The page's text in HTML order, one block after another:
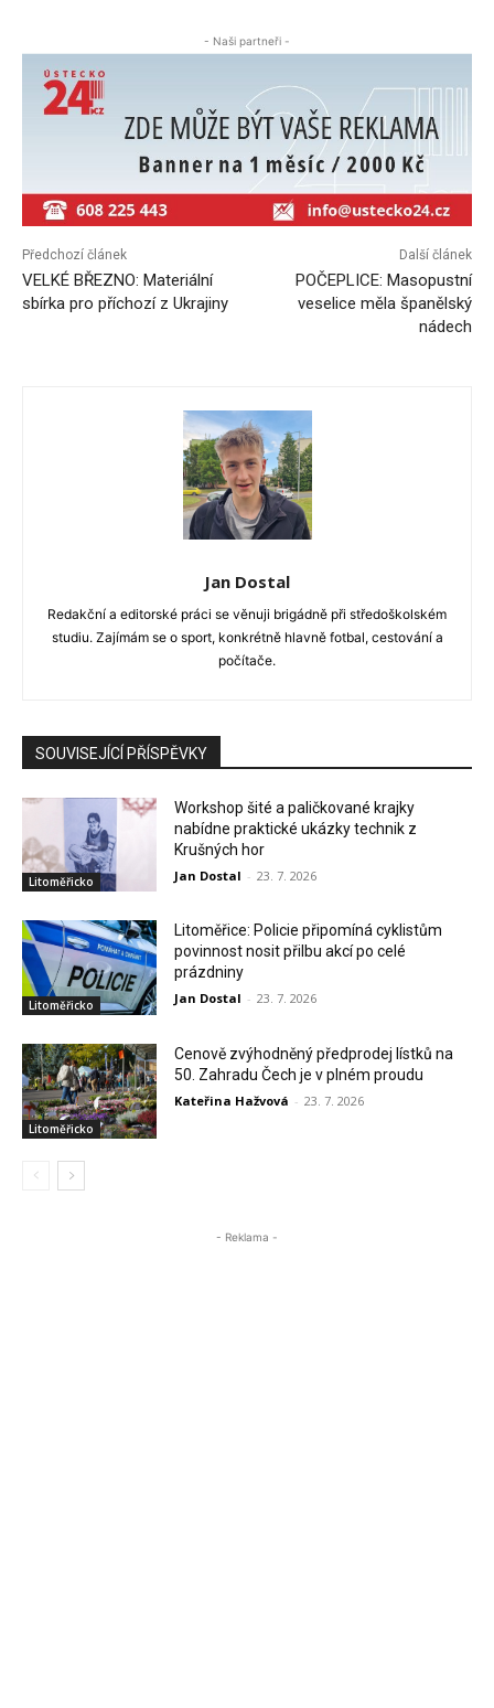
- Naši partneři -
Předchozí článek
VELKÉ BŘEZNO: Materiální
sbírka pro příchozí z Ukrajiny
Další článek
POČEPLICE: Masopustní
veselice měla španělský
nádech
Jan Dostal
Redakční a editorské práci se věnuji brigádně při středoškolském
studiu. Zajímám se o sport, konkrétně hlavně fotbal, cestování a
počítače.
SOUVISEJÍCÍ PŘÍSPĚVKY
Litoměřicko
Workshop šité a paličkované krajky
nabídne praktické ukázky technik z
Krušných hor
Jan Dostal - 23. 7. 2026
Litoměřicko
Litoměřice: Policie připomíná cyklistům
povinnost nosit přilbu akcí po celé
prázdniny
Jan Dostal - 23. 7. 2026
Litoměřicko
Cenově zvýhodněný předprodej lístků na
50. Zahradu Čech je v plném proudu
Kateřina Hažvová - 23. 7. 2026
- Reklama -